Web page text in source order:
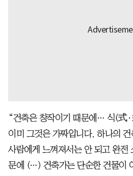
“건축은 창작이기 때문에… 식(式
이미 그것은 가짜입니다. 하나의
사람에게 느껴져서는 안 되고 완전
문에 (…) 건축가는 단순한 건물이